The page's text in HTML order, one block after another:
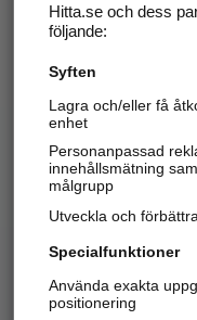
Hitta.se - Gratis
Sök företag, personer
Hitta telefonnummer,
Hitta.se och dess
följande:
Syften
Lagra och/eller få
enhet
Personanpassad
innehållsmätning
målgrupp
Utveckla och
Specialfunktioner
Använda exakta
positionering